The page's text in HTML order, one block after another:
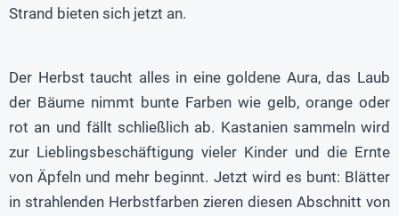
Strand bieten sich jetzt an.
Der Herbst taucht alles in eine goldene Aura, das Laub
der Bäume nimmt bunte Farben wie gelb, orange oder
rot an und fällt schließlich ab. Kastanien sammeln wird
zur Lieblingsbeschäftigung vieler Kinder und die Ernte
von Äpfeln und mehr beginnt. Jetzt wird es bunt: Blätter
in strahlenden Herbstfarben zieren diesen Abschnitt von